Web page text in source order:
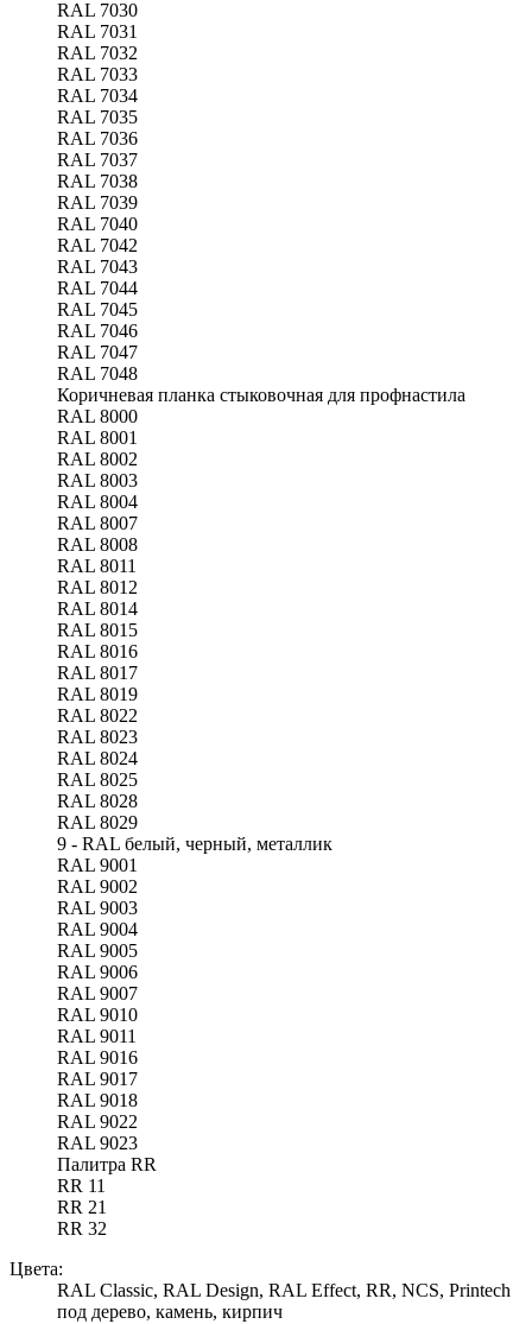
RAL 7030
RAL 7031
RAL 7032
RAL 7033
RAL 7034
RAL 7035
RAL 7036
RAL 7037
RAL 7038
RAL 7039
RAL 7040
RAL 7042
RAL 7043
RAL 7044
RAL 7045
RAL 7046
RAL 7047
RAL 7048
Коричневая планка стыковочная для профнастила
RAL 8000
RAL 8001
RAL 8002
RAL 8003
RAL 8004
RAL 8007
RAL 8008
RAL 8011
RAL 8012
RAL 8014
RAL 8015
RAL 8016
RAL 8017
RAL 8019
RAL 8022
RAL 8023
RAL 8024
RAL 8025
RAL 8028
RAL 8029
9 - RAL белый, черный, металлик
RAL 9001
RAL 9002
RAL 9003
RAL 9004
RAL 9005
RAL 9006
RAL 9007
RAL 9010
RAL 9011
RAL 9016
RAL 9017
RAL 9018
RAL 9022
RAL 9023
Палитра RR
RR 11
RR 21
RR 32
Цвета:
RAL Classic, RAL Design, RAL Effect, RR, NCS, Printech
под дерево, камень, кирпич